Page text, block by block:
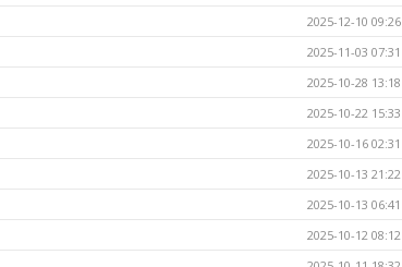
2025-12-10 09:26
2025-11-03 07:31
2025-10-28 13:18
2025-10-22 15:33
2025-10-16 02:31
2025-10-13 21:22
2025-10-13 06:41
2025-10-12 08:12